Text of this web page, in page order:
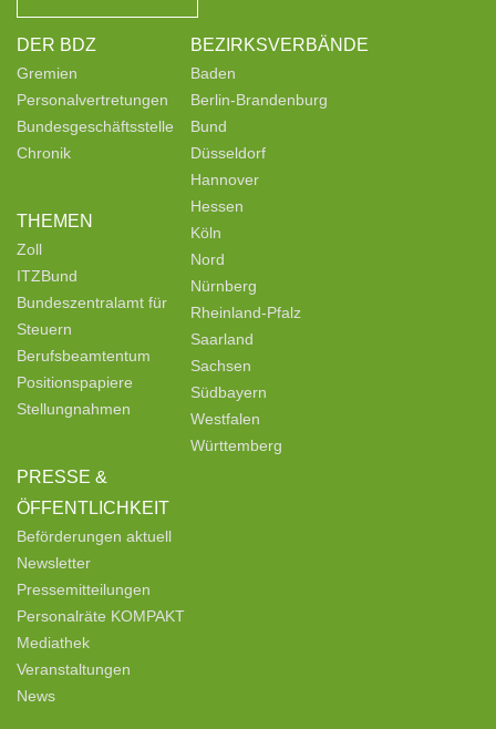
DER BDZ
Gremien
Personalvertretungen
Bundesgeschäftsstelle
Chronik
THEMEN
Zoll
ITZBund
Bundeszentralamt für
Steuern
Berufsbeamtentum
Positionspapiere
Stellungnahmen
PRESSE &
ÖFFENTLICHKEIT
Beförderungen aktuell
Newsletter
Pressemitteilungen
Personalräte KOMPAKT
Mediathek
Veranstaltungen
News
BEZIRKSVERBÄNDE
Baden
Berlin-Brandenburg
Bund
Düsseldorf
Hannover
Hessen
Köln
Nord
Nürnberg
Rheinland-Pfalz
Saarland
Sachsen
Südbayern
Westfalen
Württemberg